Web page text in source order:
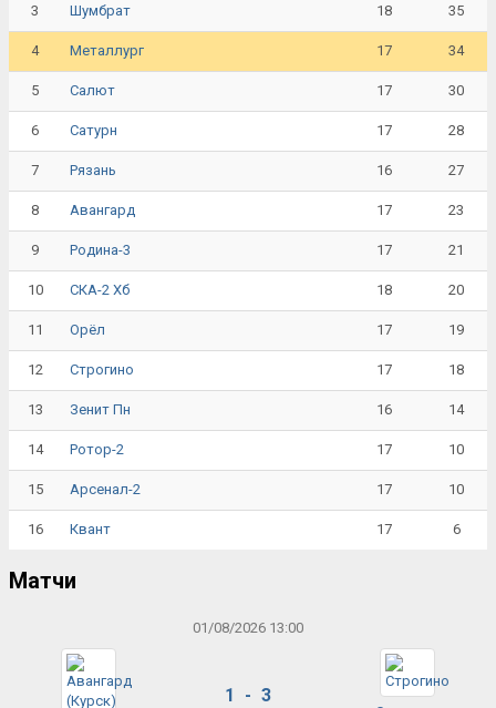
3 Шумбрат 18 35
4 Металлург 17 34
5 Салют 17 30
6 Сатурн 17 28
7 Рязань 16 27
8 Авангард 17 23
9 Родина-3 17 21
10 СКА-2 Хб 18 20
11 Орёл 17 19
12 Строгино 17 18
13 Зенит Пн 16 14
14 Ротор-2 17 10
15 Арсенал-2 17 10
16 Квант 17 6
Матчи
01/08/2026 13:00
1 - 3